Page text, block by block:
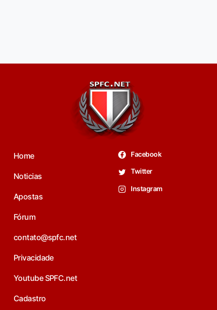
Home
Noticias
Apostas
Fórum
contato@spfc.net
Privacidade
Youtube SPFC.net
Cadastro
Facebook
Twitter
Instagram